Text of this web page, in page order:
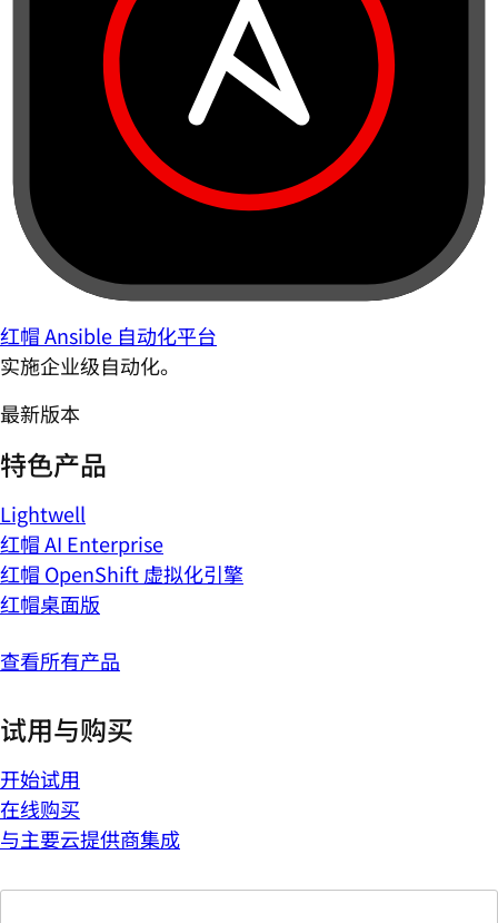
红帽 Ansible 自动化平台
实施企业级自动化。
最新版本
特色产品
Lightwell
红帽 AI Enterprise
红帽 OpenShift 虚拟化引擎
红帽桌面版
查看所有产品
试用与购买
开始试用
在线购买
与主要云提供商集成